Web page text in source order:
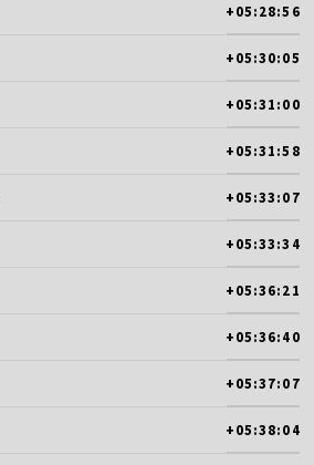
+05:28:56
+05:30:05
+05:31:00
+05:31:58
+05:33:07
+05:33:34
+05:36:21
+05:36:40
+05:37:07
+05:38:04